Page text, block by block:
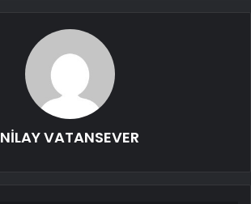
NİLAY VATANSEVER